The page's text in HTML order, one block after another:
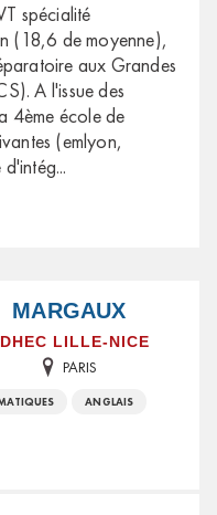
spécialité
(18,6 de moyenne),
aux Grandes
A l'issue des
4ème école de
(emlyon,
d'intég...
MARGAUX
LILLE-NICE
PARIS
ANGLAIS